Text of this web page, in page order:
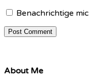
Benachrichtige
About Me